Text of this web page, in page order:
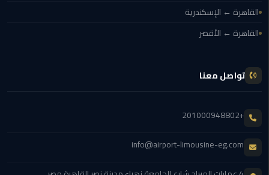
ليموزين
حدائق
الاهرام
ليموزين
الشيخ
طنطا
القاهرة ← الإسكندرية
القاهرة ← الأقصر
تواصل معنا
+201000948802
info@airport-limousine-eg.com